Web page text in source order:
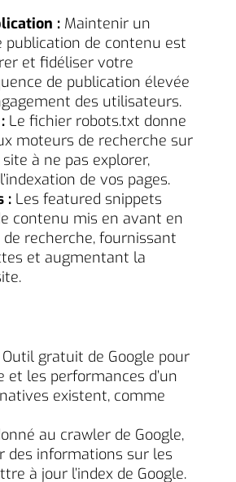
: Maintenir un
de contenu est
et fidéliser votre
de publication élevée
des utilisateurs.
Le fichier robots.txt donne
moteurs de recherche sur
à ne pas explorer,
de vos pages.
: Les featured snippets
contenu mis en avant en
recherche, fournissant
et augmentant la
Outil gratuit de Google pour
et les performances d’un
existent, comme
au crawler de Google,
des informations sur les
à jour l’index de Google.